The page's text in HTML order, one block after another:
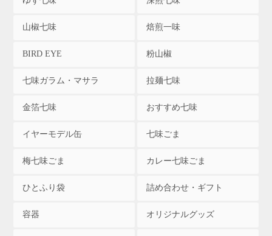
山椒七味 焙煎一味
BIRD EYE 粉山椒
七味ガラム・マサラ 拉麺七味
金箔七味 おすすめ七味
イヤーモデル缶 七味ごま
梅七味ごま カレー七味ごま
ひとふり袋 詰め合わせ・ギフト
容器 オリジナルグッズ